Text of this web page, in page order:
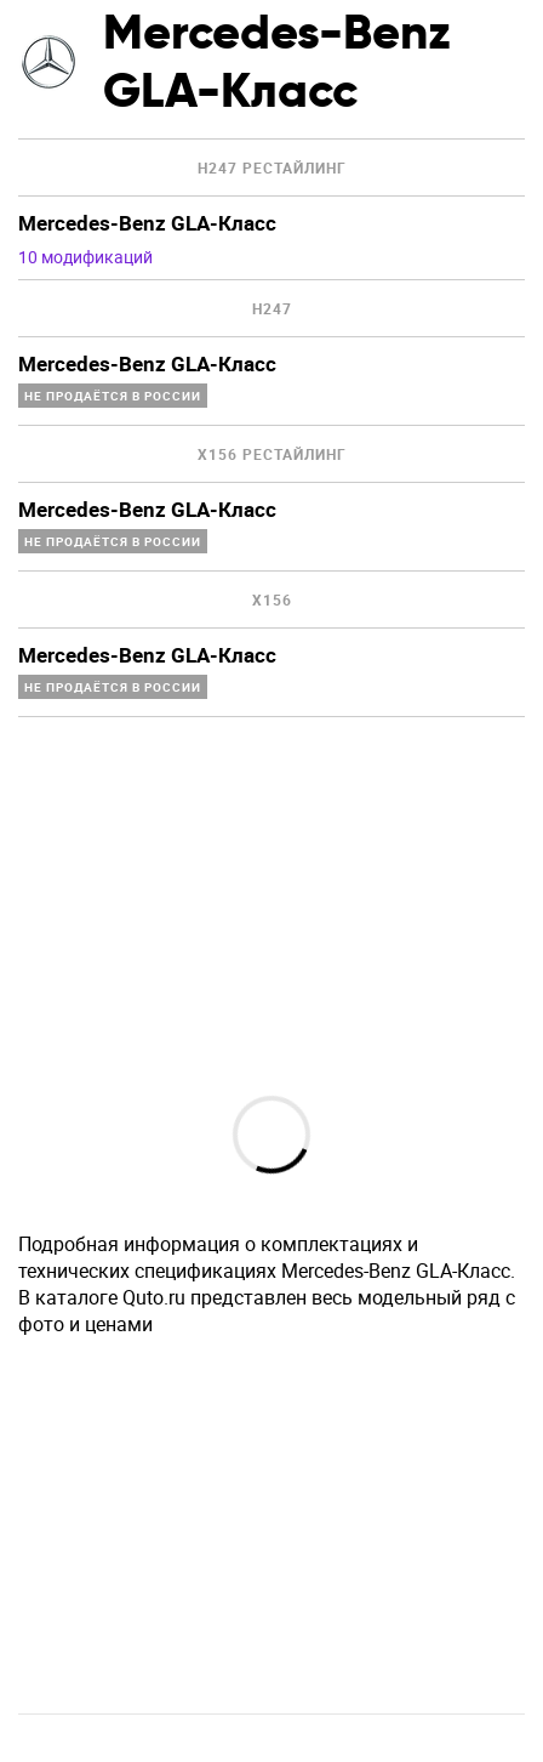
Mercedes-Benz
GLA-Класс
H247 РЕСТАЙЛИНГ
Mercedes-Benz GLA-Класс
10 модификаций
H247
Mercedes-Benz GLA-Класс
НЕ ПРОДАЁТСЯ В РОССИИ
X156 РЕСТАЙЛИНГ
Mercedes-Benz GLA-Класс
НЕ ПРОДАЁТСЯ В РОССИИ
X156
Mercedes-Benz GLA-Класс
НЕ ПРОДАЁТСЯ В РОССИИ
Подробная информация о комплектациях и
технических спецификациях Mercedes-Benz GLA-Класс.
В каталоге Quto.ru представлен весь модельный ряд с
фото и ценами